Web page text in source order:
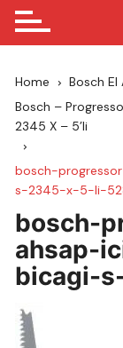
Home
Bosch El
Bosch –
2345 X – 5’li
bosch-
s-2345-x-5-li-
bosch-
ahsap-
bicagi-